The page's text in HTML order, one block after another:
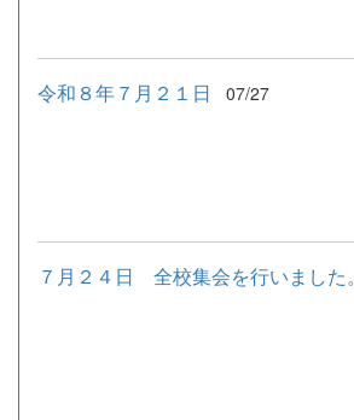
令和８年７月２１日 07/27
７月２４日 全校集会を行いました。